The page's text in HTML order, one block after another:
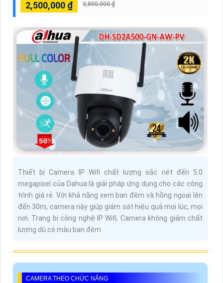
2,500,000 ₫ 3,800,000 ₫
Thiết bị Camera IP Wifi chất lượng sắc nét đến 5.0
megapixel của Dahua là giải pháp ứng dụng cho các công
trình giá rẻ. Với khả năng xem ban đêm và hồng ngoại lên
đến 30m, camera này giúp giám sát hiệu quả mọi lúc, mọi
nơi. Trang bị công nghệ IP Wifi, Camera không giảm chất
lượng dù có màu ban đêm
CAMERA THEO CHỨC NĂNG